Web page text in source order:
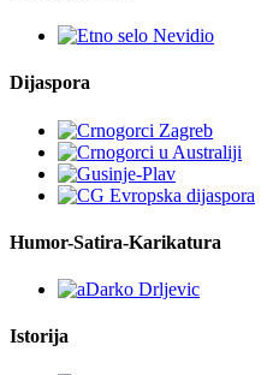
Dijaspora
Humor-Satira-Karikatura
Istorija